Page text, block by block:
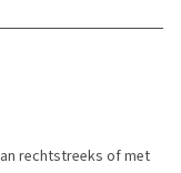
rechtstreeks of met